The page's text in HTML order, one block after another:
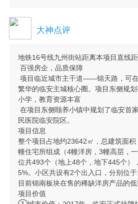
大神点评
地铁16号线九州街站距离本项目直线
百强房企，品质保障
项目临近城市主干道——锦天路，可
繁华的临安主城核心圈。项目东侧规
小学，教育资源丰富
在项目东侧颐养小镇中规划了临安首
民医院临安院区。
项目信息
整个项目占地约23642㎡，总建筑面
幢住宅所组成（4幢洋房，3幢高层，
位共493个（地上48个，地下445个）
5%。小区共设有2个出入口，分别位
目前锦南板块在售的稀缺洋房产品的低
项目价值